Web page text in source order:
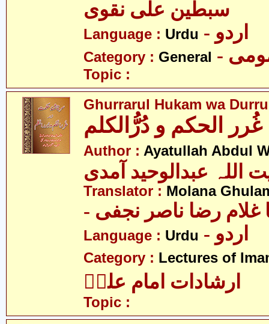
سبطین علی نقوی
Language : Urdu - اردو
Category : General
Topic :
Ghurrarul Hukam wa
غُرر الحکم و دُرُّالکلم
Author : Ayatullah Abdul
اللہ عبدالوحید آمدی
Translator : Molana
غلام رضا ناصر نجفی
Language : Urdu - اردو
Category : Lectures of
ارشادات امام علیؑ
Topic :